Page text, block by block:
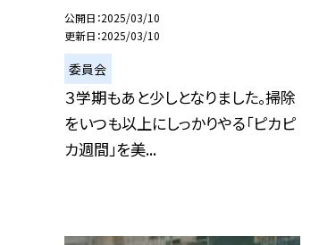
公開日 2025/03/10
更新日 2025/03/10
委員会
３学期もあと少しとなりました。掃除
をいつも以上にしっかりやる「ピカピ
カ週間」を美...